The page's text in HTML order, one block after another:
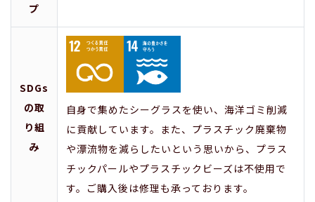
プ
SDGs
の取
り組
み
自身で集めたシーグラスを使い、海洋ゴミ削減
に貢献しています。また、プラスチック廃棄物
や漂流物を減らしたいという思いから、プラス
チックパールやプラスチックビーズは不使用で
す。ご購入後は修理も承っております。